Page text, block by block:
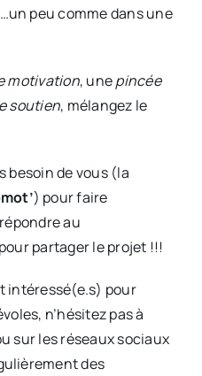
peu comme dans une
motivation, unepincée
soutien, mélangez le
besoin de vous (la
) pour faire
au
partager le projet !!!
intéressé(e.s) pour
n’hésitez pas à
sur les réseaux sociaux
des